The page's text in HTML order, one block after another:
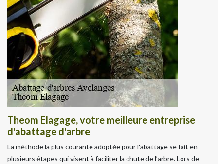
Theom Elagage, votre meilleure entreprise
d'abattage d'arbre
La méthode la plus courante adoptée pour l'abattage se fait en
plusieurs étapes qui visent à faciliter la chute de l’arbre. Lors de